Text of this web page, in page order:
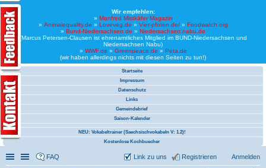
Wir empfehlen:
» Manfred Mistkäfer Magazin
» Animalequality.de » Loveveg.de » Vier-pfoten.de/» Foodwatch.org
» Bund-Niedersachsen.de » Niedersachsen.nabu.de
(Marcus Petersen-Clausen ist ehrenamtliches Mitglied im BUND-Niedersachsen und
Niedersachsen Nabu)
» WWF.de » Greenpeace.de » Peta.de
(wir haben allerdings nichts mit diesen Seiten zu tun!)
Startseite
Impressum
Datenschutz
Links
Gemeindebrief
Saison-Kalender
NEU: Vokabeltrainer (Saechsischvokabeln V: 1.2)!
Kostenlose Kochbuecher
Schnellzugriff
Linkliste
FAQ Anmelden
Registrieren
Link zu uns